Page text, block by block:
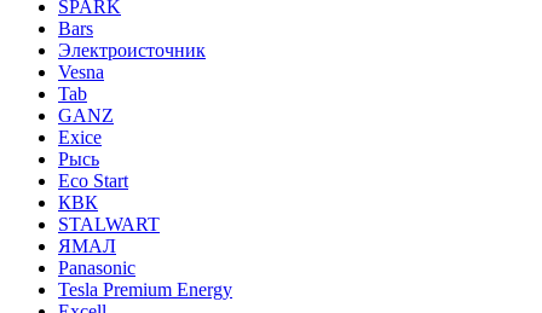
SPARK
Bars
Электроисточник
Vesna
Tab
GANZ
Exice
Рысь
Eco Start
КВК
STALWART
ЯМАЛ
Panasonic
Tesla Premium Energy